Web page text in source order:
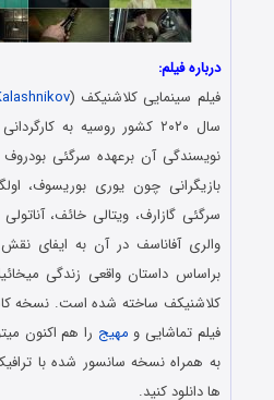
درباره فیلم:
فیلم سینمایی کلاشنیکف (
سال ۲۰۲۰ کشور روسیه به
نویسندگی آن برعهده سرگئی
بازیگرانی چون یوری بوریسوف،
سرگئی گازارف، ویتالی خائف،
والری آفاناسف در آن به ایفای نقش
براساس داستان واقعی زندگی
کلاشنیکف ساخته شده است. نسخه
فیلم تماشایی و مهیج را هم اکنون
به همراه نسخه سانسور شده با
ها دانلود کنید.